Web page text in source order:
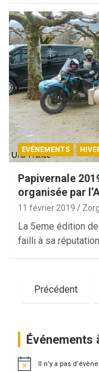
EVÉNEMENTS
Papivernale
organisée par
11 février 2019
La 5eme édition
failli à sa
Pagination
des
publications
Précédent
Événements
Il n’y a pas